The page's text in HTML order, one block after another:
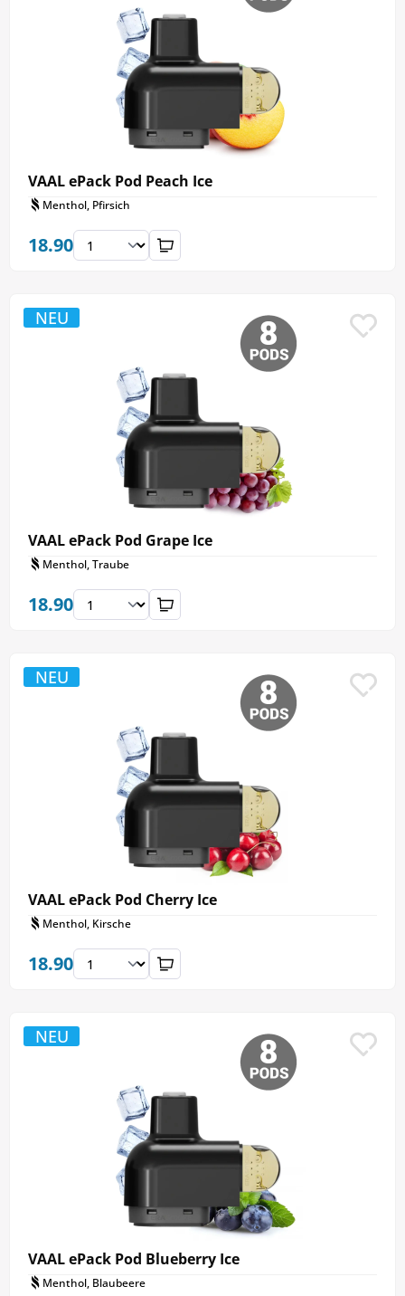
VAAL ePack Pod Peach Ice
Menthol, Pfirsich
18.90
VAAL ePack Pod Grape Ice
Menthol, Traube
18.90
NEU
VAAL ePack Pod Cherry Ice
Menthol, Kirsche
18.90
NEU
VAAL ePack Pod Blueberry Ice
Menthol, Blaubeere
NEU